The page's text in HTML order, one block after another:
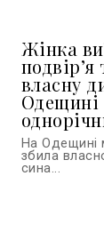
Жінка
власну
Одещині
На Одещині
збила
сина...